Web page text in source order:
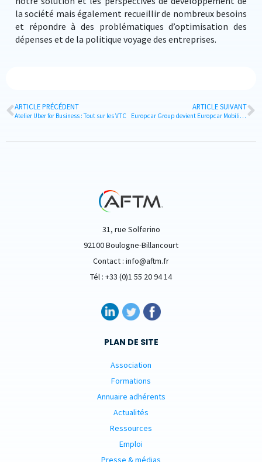
la société mais également recueillir de nombreux besoins
et répondre à des problématiques d’optimisation des
dépenses et de la politique voyage des entreprises.
ARTICLE PRÉCÉDENT
Atelier Uber for Business : Tout sur les VTC
ARTICLE SUIVANT
Europcar Group devient Europcar Mobility Group
31, rue Solferino
92100 Boulogne-Billancourt
Contact : info@aftm.fr
Tél : +33 (0)1 55 20 94 14
PLAN DE SITE
Association
Formations
Annuaire adhérents
Actualités
Ressources
Emploi
Presse & médias